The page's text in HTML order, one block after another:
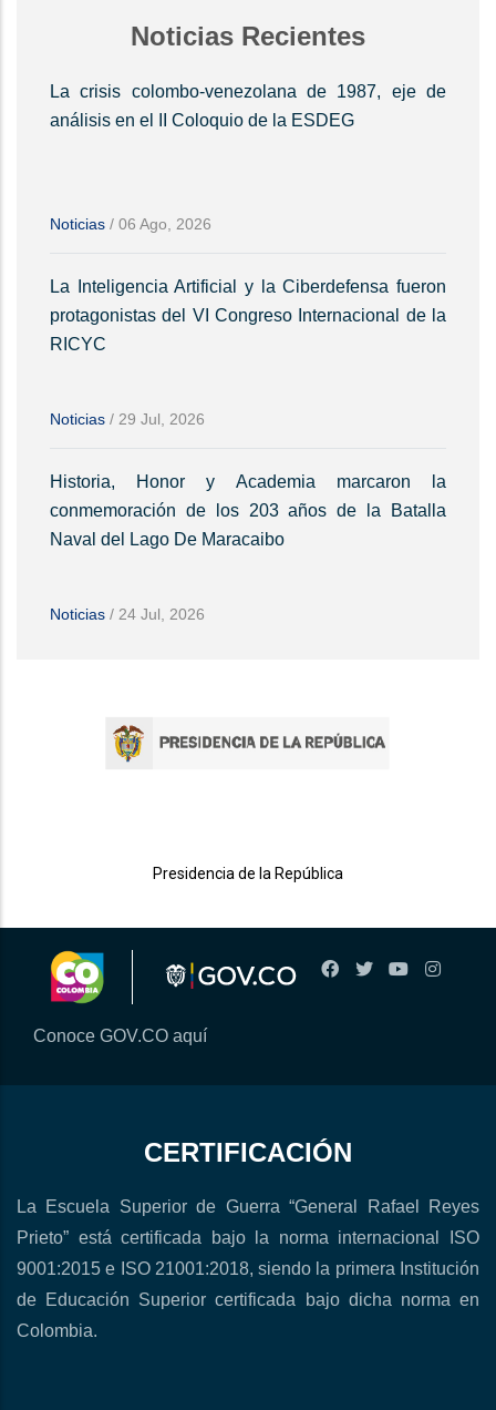
Noticias Recientes
La crisis colombo-venezolana de 1987, eje de
análisis en el II Coloquio de la ESDEG
Noticias / 06 Ago, 2026
La Inteligencia Artificial y la Ciberdefensa fueron
protagonistas del VI Congreso Internacional de la
RICYC
Noticias / 29 Jul, 2026
Historia, Honor y Academia marcaron la
conmemoración de los 203 años de la Batalla
Naval del Lago De Maracaibo
Noticias / 24 Jul, 2026
Presidencia de la República
Conoce GOV.CO aquí
CERTIFICACIÓN
La Escuela Superior de Guerra “General Rafael Reyes
Prieto” está certificada bajo la norma internacional ISO
9001:2015 e ISO 21001:2018, siendo la primera Institución
de Educación Superior certificada bajo dicha norma en
Colombia.